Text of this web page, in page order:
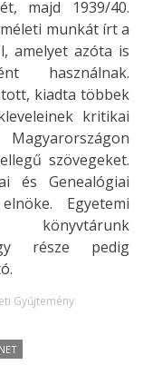
majd 1939/40.
munkát írt a
amelyet azóta is
használnak.
kiadta többek
kritikai
szövegeket.
és Genealógiai
Egyetemi
része pedig
Gyűjtemény